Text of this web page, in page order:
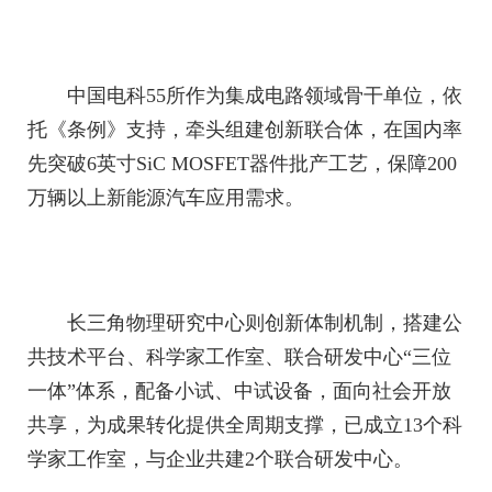
中国电科55所作为集成电路领域骨干单位，依
托《条例》支持，牵头组建创新联合体，在国内率
先突破6英寸SiC MOSFET器件批产工艺，保障200
万辆以上新能源汽车应用需求。
长三角物理研究中心则创新体制机制，搭建公
共技术平台、科学家工作室、联合研发中心“三位
一体”体系，配备小试、中试设备，面向社会开放
共享，为成果转化提供全周期支撑，已成立13个科
学家工作室，与企业共建2个联合研发中心。